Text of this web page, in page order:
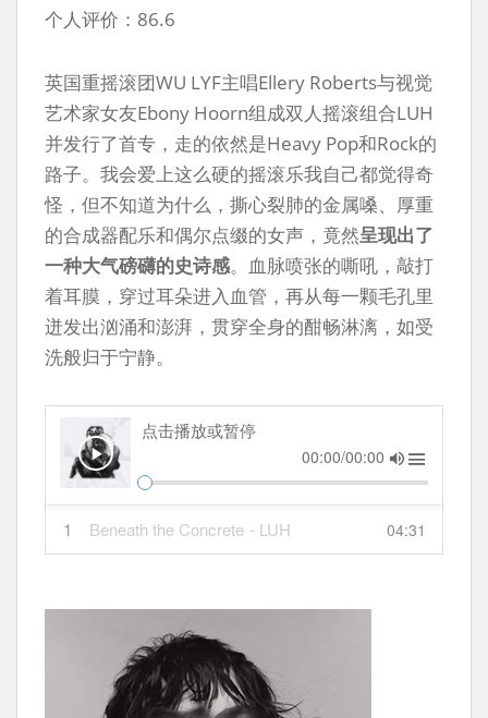
个人评价：86.6
英国重摇滚团WU LYF主唱Ellery Roberts与视觉
艺术家女友Ebony Hoorn组成双人摇滚组合LUH
并发行了首专，走的依然是Heavy Pop和Rock的
路子。我会爱上这么硬的摇滚乐我自己都觉得奇
怪，但不知道为什么，撕心裂肺的金属嗓、厚重
的合成器配乐和偶尔点缀的女声，竟然呈现出了
一种大气磅礴的史诗感。血脉喷张的嘶吼，敲打
着耳膜，穿过耳朵进入血管，再从每一颗毛孔里
迸发出汹涌和澎湃，贯穿全身的酣畅淋漓，如受
洗般归于宁静。
点击播放或暂停
00:00/00:00
1 Beneath the Concrete - LUH 04:31